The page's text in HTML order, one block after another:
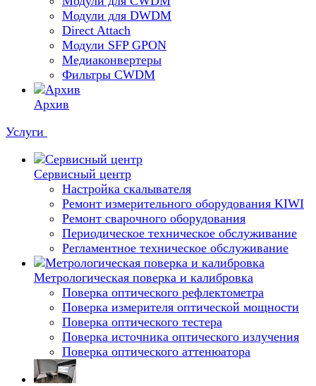
Модули для DWDM
Direct Attach
Модули SFP GPON
Медиаконвертеры
Фильтры CWDM
Архив
Услуги
Сервисный центр
Настройка скалывателя
Ремонт измерительного оборудования KIWI
Ремонт сварочного оборудования
Периодическое техническое обслуживание
Регламентное техническое обслуживание
Метрологическая поверка и калибровка
Поверка оптического рефлектометра
Поверка измерителя оптической мощности
Поверка оптического тестера
Поверка источника оптического излучения
Поверка оптического аттенюатора